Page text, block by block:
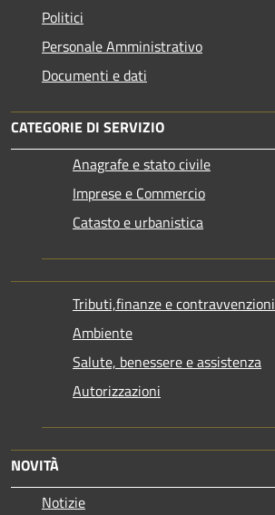
Politici
Personale Amministrativo
Documenti e dati
CATEGORIE DI SERVIZIO
Anagrafe e stato civile
Imprese e Commercio
Catasto e urbanistica
Tributi,finanze e contravvenzioni
Ambiente
Salute, benessere e assistenza
Autorizzazioni
NOVITÀ
Notizie